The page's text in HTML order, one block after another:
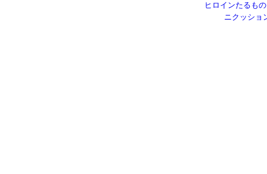
ヒロインたるも
ニクッショ